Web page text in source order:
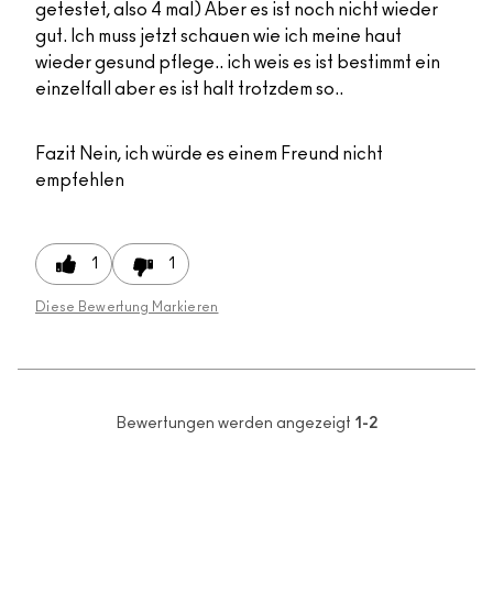
getestet, also 4 mal) Aber es ist noch nicht wieder
gut. Ich muss jetzt schauen wie ich meine haut
wieder gesund pflege.. ich weis es ist bestimmt ein
einzelfall aber es ist halt trotzdem so..
Fazit Nein, ich würde es einem Freund nicht
empfehlen
1 1
Diese Bewertung Markieren
Bewertungen werden angezeigt 1-2